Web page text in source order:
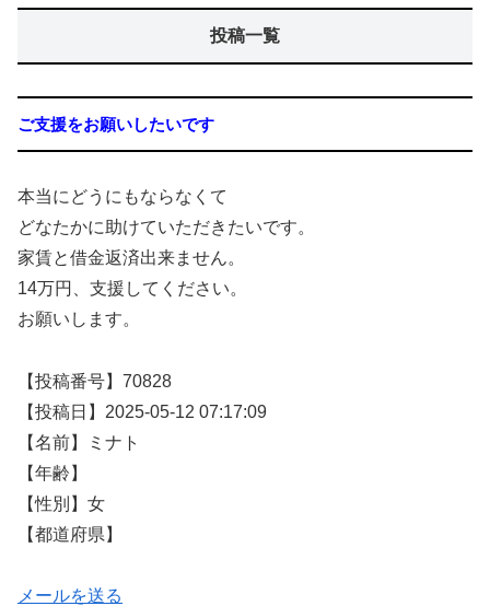
投稿一覧
ご支援をお願いしたいです
本当にどうにもならなくて
どなたかに助けていただきたいです。
家賃と借金返済出来ません。
14万円、支援してください。
お願いします。
【投稿番号】70828
【投稿日】2025-05-12 07:17:09
【名前】ミナト
【年齢】
【性別】女
【都道府県】
メールを送る